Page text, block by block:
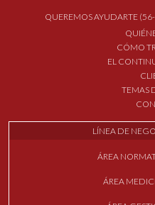
QUEREMOS AYUDARTE
CÓMO
EL
TEMAS
LÍNEA DE
ÁREA
ÁREA